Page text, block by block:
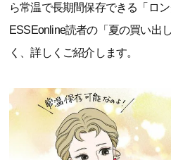
ら常温で長期間保存できる「ロン
ESSEonline読者の「夏の買い出
く、詳しくご紹介します。